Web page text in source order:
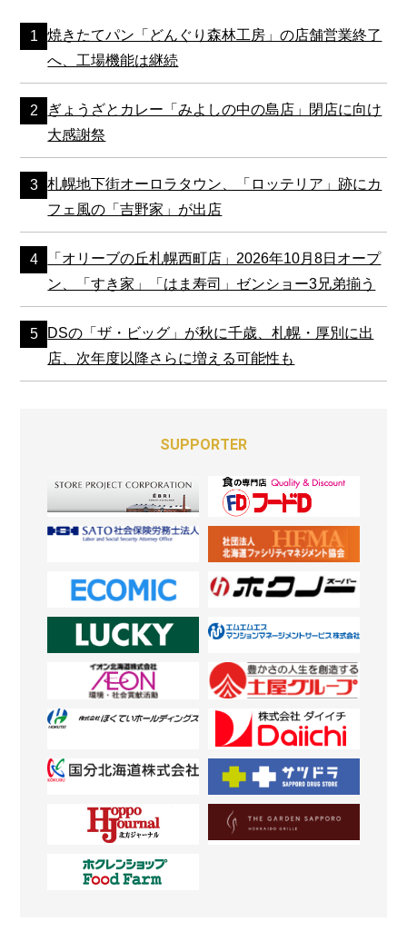
焼きたてパン「どんぐり森林工房」の店舗営業終了
へ、工場機能は継続
ぎょうざとカレー「みよしの中の島店」閉店に向け
大感謝祭
札幌地下街オーロラタウン、「ロッテリア」跡にカ
フェ風の「吉野家」が出店
「オリーブの丘札幌西町店」2026年10月8日オープ
ン、「すき家」「はま寿司」ゼンショー3兄弟揃う
DSの「ザ・ビッグ」が秋に千歳、札幌・厚別に出
店、次年度以降さらに増える可能性も
SUPPORTER